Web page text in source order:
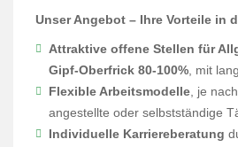
Unser Angebot – Ihre Vorteile in
Attraktive offene Stellen für
Gipf-Oberfrick 80-100% , mit
Flexible Arbeitsmodelle , je
angestellte oder selbstständige
Individuelle Karriereberatung